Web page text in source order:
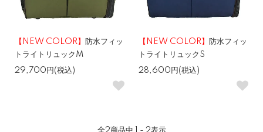
【NEW COLOR】
防水フィッ
トライトリュックM
29,700円(税込)
【NEW COLOR】
防水フィッ
トライトリュックS
28,600円(税込)
全2商品中 1 - 2表示